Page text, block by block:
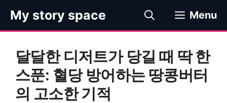
츠
My story space Menu
달달한 디저트가 당길 때 딱 한
스푼: 혈당 방어하는 땅콩버터
의 고소한 기적